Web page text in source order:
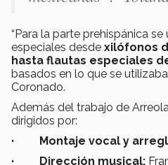
“Para la parte prehispánica
especiales desde xilófonos
hasta flautas especiales
basados en lo que se
Coronado.
Además del trabajo de
dirigidos por:
· Montaje vocal y
· Dirección musical: